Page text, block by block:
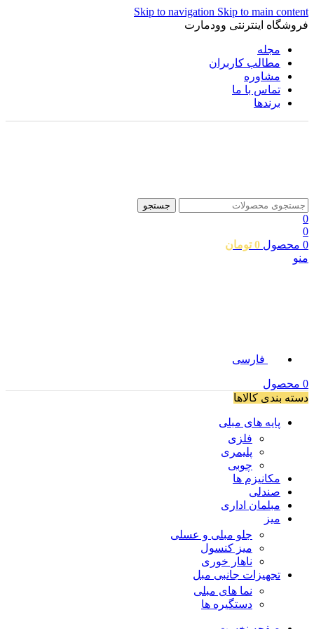
Skip to navigation Skip to main content
فروشگاه اینترنتی وودمارت
مجله
مطالب کاربران
مشاوره
تماس با ما
برندها
جستجو
0
0
0 محصول 0 تومان
منو
فارسی
0 محصول
دسته بندی کالاها
پایه های مبلی
فلزی
پلیمری
چوبی
مکانیزم ها
صندلی
مبلمان اداری
میز
جلو مبلی و عسلی
میز کنسول
ناهار خوری
تجهیزات جانبی مبل
نما های مبلی
دستگیره ها